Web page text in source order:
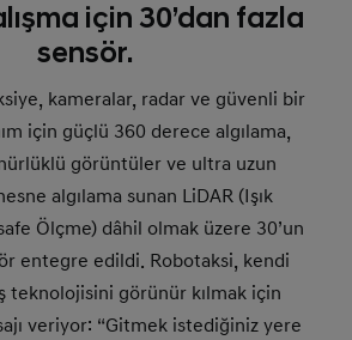
için 30’dan fazla
sensör.
kameralar, radar ve güvenli bir
için güçlü 360 derece algılama,
görüntüler ve ultra uzun
algılama sunan LiDAR (Işık
Ölçme) dâhil olmak üzere 30’un
entegre edildi. Robotaksi, kendi
teknolojisini görünür kılmak için
veriyor: “Gitmek istediğiniz yere